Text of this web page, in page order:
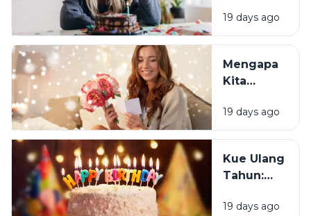
Sebagian
Orang
Merasa
Sedih Saat
Tahun?
19 days ago
Mengapa
Kita
Mendapat
Ucapan
Tahun?
19 days ago
Kue Ulang
Tahun:
Tradisi Ini
19 days ago